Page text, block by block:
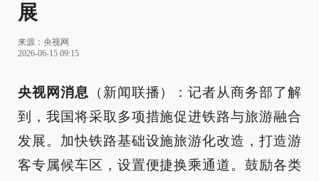
展
来源： 央视网
2026-06-15 09:15
央视网消息 （新闻联播）：记者从商务部了解
到，我国将采取多项措施促进铁路与旅游融合
发展。加快铁路基础设施旅游化改造，打造游
客专属候车区，设置便捷换乘通道。鼓励各类